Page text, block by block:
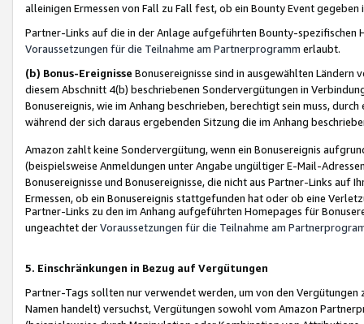
alleinigen Ermessen von Fall zu Fall fest, ob ein Bounty Event
Partner-Links auf die in der Anlage aufgeführten Bounty-spezifischen
Voraussetzungen für die Teilnahme am Partnerprogramm erlaubt.
(b) Bonus-Ereignisse Bonusereignisse sind in ausgewählten Ländern
diesem Abschnitt 4(b) beschriebenen Sondervergütungen in
Bonusereignis, wie im Anhang beschrieben, berechtigt sein muss,
während der sich daraus ergebenden Sitzung die im Anhang
Amazon zahlt keine Sondervergütung, wenn ein Bonusereignis
(beispielsweise Anmeldungen unter Angabe ungültiger E-Mail-
Bonusereignisse und Bonusereignisse, die nicht aus Partner-Links auf
Ermessen, ob ein Bonusereignis stattgefunden hat oder ob eine
Partner-Links zu den im Anhang aufgeführten Homepages für
ungeachtet derVoraussetzungen für die Teilnahme am
5. Einschränkungen in Bezug auf Vergütungen
Partner-Tags sollten nur verwendet werden, um von den
Namen handelt) versuchst, Vergütungen sowohl vom Amazon